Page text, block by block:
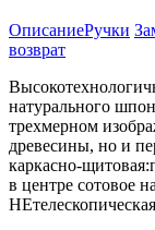
ОписаниеРучки
возврат
натурального
трехмерном
древесины, но и
каркасно-
в центре сотовое